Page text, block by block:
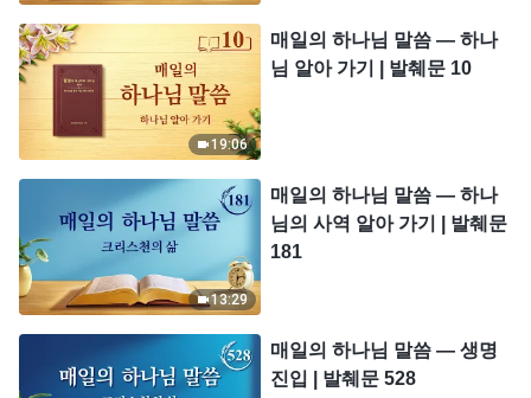
19:06
매일의 하나님 말씀 ― 하나
님 알아 가기 | 발췌문 10
13:29
매일의 하나님 말씀 ― 하나
님의 사역 알아 가기 | 발췌문
181
매일의 하나님 말씀 ― 생명
진입 | 발췌문 528